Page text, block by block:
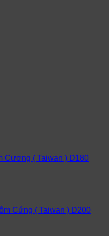
Cương ( Taiwan ) D180
Cứng ( Taiwan ) D200